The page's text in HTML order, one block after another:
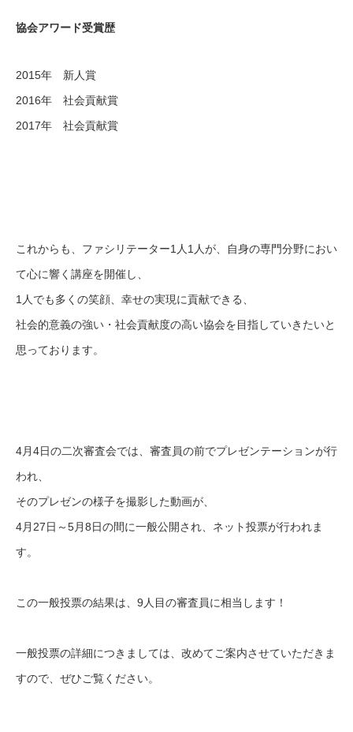
協会アワード受賞歴
2015年 新人賞
2016年 社会貢献賞
2017年 社会貢献賞
これからも、ファシリテーター1人1人が、自身の専門分野におい
て心に響く講座を開催し、
1人でも多くの笑顔、幸せの実現に貢献できる、
社会的意義の強い・社会貢献度の高い協会を目指していきたいと
思っております。
4月4日の二次審査会では、審査員の前でプレゼンテーションが行
われ、
そのプレゼンの様子を撮影した動画が、
4月27日～5月8日の間に一般公開され、ネット投票が行われま
す。
この一般投票の結果は、9人目の審査員に相当します！
一般投票の詳細につきましては、改めてご案内させていただきま
すので、ぜひご覧ください。